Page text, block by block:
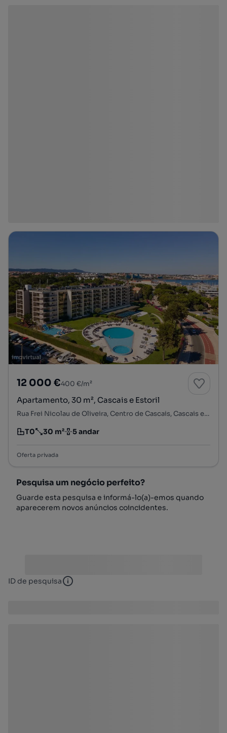
12 000 €400 €/m²
Apartamento, 30 m², Cascais e Estoril
Rua Frei Nicolau de Oliveira, Centro de Cascais, Cascais e Estoril, Cascais, Lisboa
Tipologia
T0
Preço por metro quadrado
30 m²
Andar 5 andar
Oferta privada
Pesquisa um negócio perfeito?
Guarde esta pesquisa e informá-lo(a)-emos quando
aparecerem novos anúncios coincidentes.
ID de pesquisa ID de pesquisa